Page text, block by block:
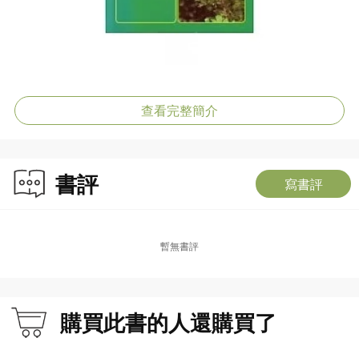
查看完整簡介
書評 寫書評
暫無書評
購買此書的人還購買了